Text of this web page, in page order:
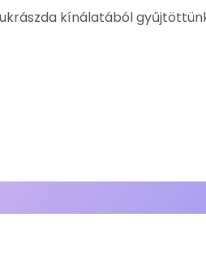
kínálatából